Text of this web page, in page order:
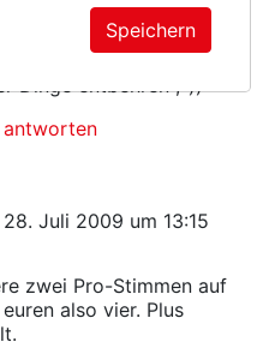
ganz wunderbar, vor
Schwarzen! Was
Dinge entbehren ;-))
antworten
Juli 2009 um 13:15
zwei Pro-Stimmen auf
also vier. Plus
Speichern